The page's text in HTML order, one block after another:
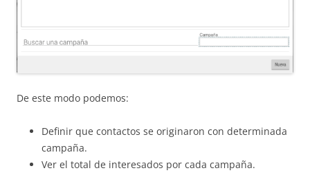
De este modo podemos:
Definir que contactos se originaron con determinada
campaña.
Ver el total de interesados por cada campaña.